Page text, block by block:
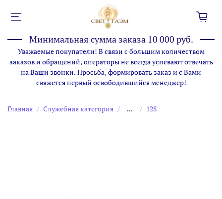
Минимальная сумма заказа 10 000 руб.
Уважаемые покупатели! В связи с большим количеством
заказов и обращений, операторы не всегда успевают отвечать
на Ваши звонки. Просьба, формировать заказ и с Вами
свяжется первый освободившийся менеджер!
Главная Служебная категория ... 128